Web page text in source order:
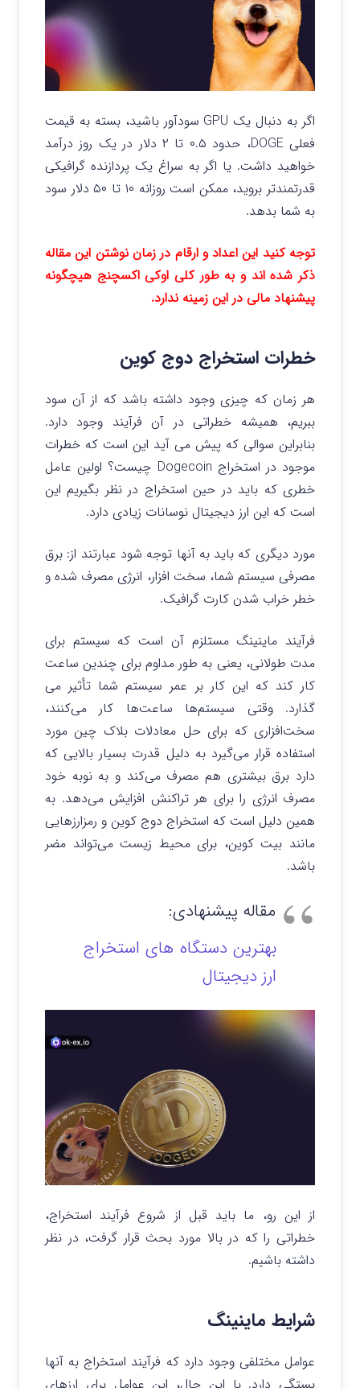
اگر به دنبال یک GPU سودآور باشید، بسته به قیمت
فعلی DOGE، حدود ۰.۵ تا ۲ دلار در یک روز درآمد
خواهید داشت. یا اگر به سراغ یک پردازنده گرافیکی
قدرتمندتر بروید، ممکن است روزانه ۱۰ تا ۵۰ دلار سود
به شما بدهد.
توجه کنید این اعداد و ارقام در زمان نوشتن این مقاله
ذکر شده اند و به طور کلی اوکی اکسچنج هیچگونه
پیشنهاد مالی در این زمینه ندارد.
خطرات استخراج دوج کوین
هر زمان که چیزی وجود داشته باشد که از آن سود
ببریم، همیشه خطراتی در آن فرآیند وجود دارد.
بنابراین سوالی که پیش می آید این است که خطرات
موجود در استخراج Dogecoin چیست؟ اولین عامل
خطری که باید در حین استخراج در نظر بگیریم این
است که این ارز دیجیتال نوسانات زیادی دارد.
مورد دیگری که باید به آنها توجه شود عبارتند از: برق
مصرفی سیستم شما، سخت افزار، انرژی مصرف شده و
خطر خراب شدن کارت گرافیک.
فرآیند ماینینگ مستلزم آن است که سیستم برای
مدت طولانی، یعنی به طور مداوم برای چندین ساعت
کار کند که این کار بر عمر سیستم شما تأثیر می
گذارد. وقتی سیستم‌ها ساعت‌ها کار می‌کنند،
سخت‌افزاری که برای حل معادلات بلاک چین مورد
استفاده قرار می‌گیرد به دلیل قدرت بسیار بالایی که
دارد برق بیشتری هم مصرف می‌کند و به نوبه خود
مصرف انرژی را برای هر تراکنش افزایش می‌دهد. به
همین دلیل است که استخراج دوج کوین و رمزارزهایی
مانند بیت کوین، برای محیط زیست می‌تواند مضر
باشد.
مقاله پیشنهادی:
بهترین دستگاه های استخراج
ارز دیجیتال
از این رو، ما باید قبل از شروع فرآیند استخراج،
خطراتی را که در بالا مورد بحث قرار گرفت، در نظر
داشته باشیم.
شرایط ماینینگ
عوامل مختلفی وجود دارد که فرآیند استخراج به آنها